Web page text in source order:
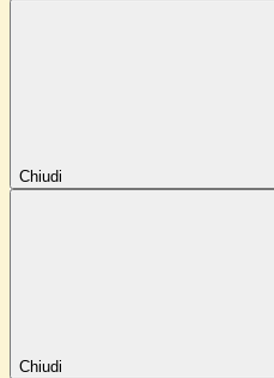
Chiudi
Chiudi